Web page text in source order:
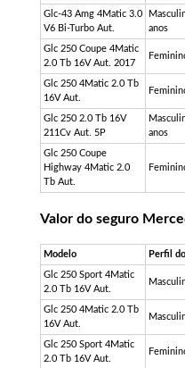
Glc-43 Amg 4Matic 3.0
V6 Bi-Turbo Aut.
anos
Glc 250 Coupe 4Matic
2.0 Tb 16V Aut. 2017
Glc 250 4Matic 2.0 Tb
16V Aut.
Glc 250 2.0 Tb 16V
211Cv Aut. 5P
anos
Glc 250 Coupe
Highway 4Matic 2.0
Tb Aut.
Valor do seguro
Modelo Perfil
Glc 250 Sport 4Matic
2.0 Tb 16V Aut.
Glc 250 4Matic 2.0 Tb
16V Aut.
Glc 250 Sport 4Matic
2.0 Tb 16V Aut.